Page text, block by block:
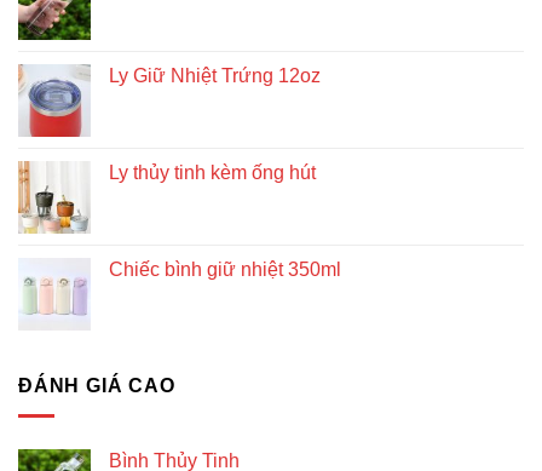
Ly Giữ Nhiệt Trứng 12oz
Ly thủy tinh kèm ống hút
Chiếc bình giữ nhiệt 350ml
ĐÁNH GIÁ CAO
Bình Thủy Tinh